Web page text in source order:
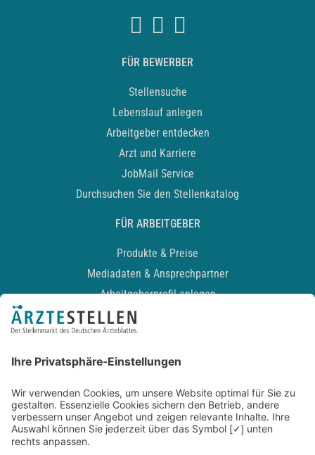
FÜR BEWERBER
Stellensuche
Lebenslauf anlegen
Arbeitgeber entdecken
Arzt und Karriere
JobMail Service
Durchsuchen Sie den Stellenkatalog
FÜR ARBEITGEBER
Produkte & Preise
Mediadaten & Ansprechpartner
Arbeitgeberprofil anlegen
Recruiting-Podcast
Kontakt
Datenschutz
Newsletter